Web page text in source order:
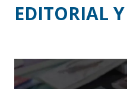
EDITORIAL